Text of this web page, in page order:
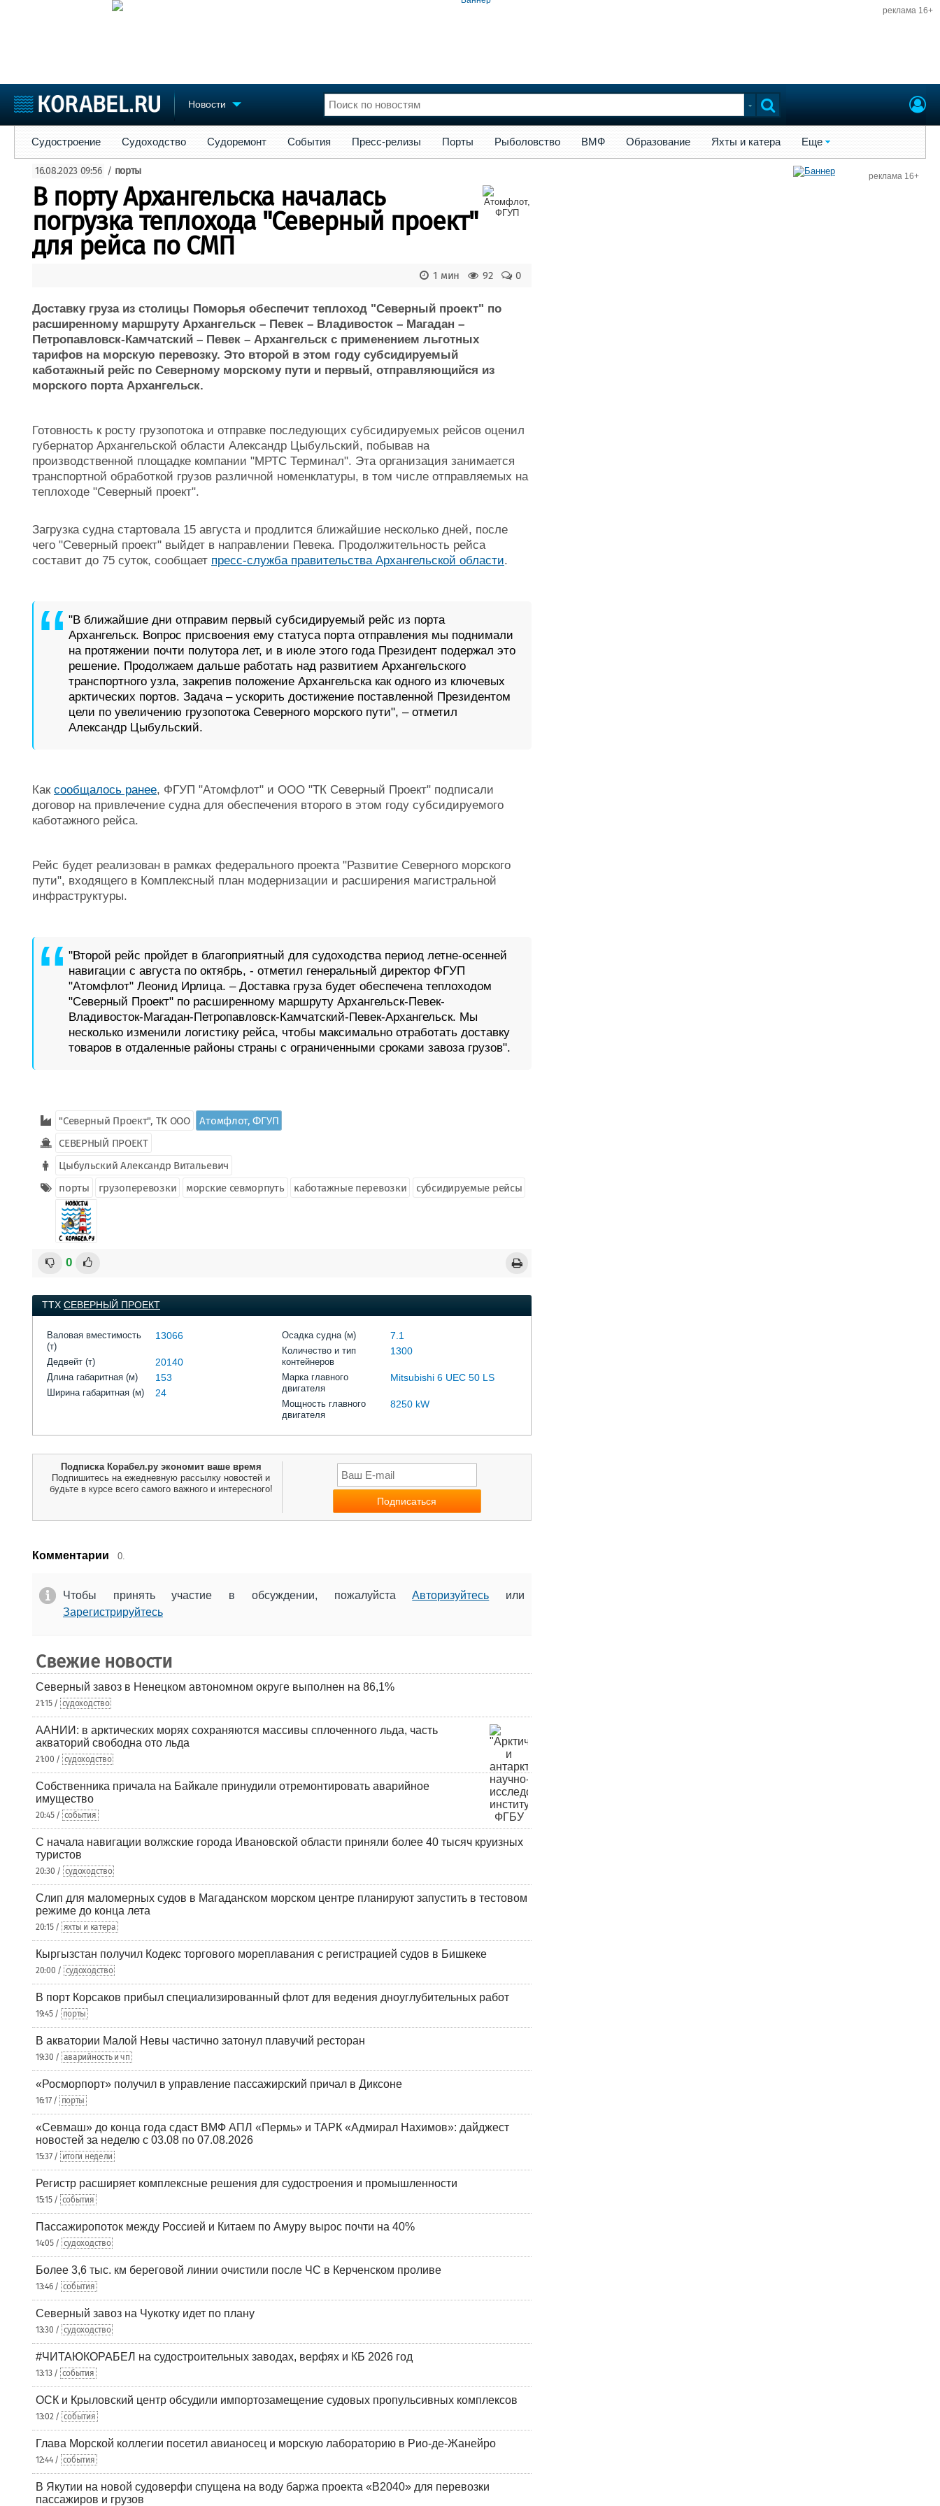
реклама 16+
Новости
Судостроение
Пульс
Новости
Репутация
Работа
Крюинг
Торговая площадка
Доска объявлений
Продажа флота
Оборудование
Изделия
Материалы
Конференции
Личности
Словарь
Флот
Все службы
Судостроение Судоходство Судоремонт События Пресс-релизы Порты Рыболовство ВМФ Образование Яхты и катера Еще
16.08.2023 09:56 / порты
В порту Архангельска началась
погрузка теплохода "Северный проект"
для рейса по СМП
0
92
1 мин
Доставку груза из столицы Поморья обеспечит теплоход "Северный проект" по
расширенному маршруту Архангельск – Певек – Владивосток – Магадан –
Петропавловск-Камчатский – Певек – Архангельск с применением льготных
тарифов на морскую перевозку. Это второй в этом году субсидируемый
каботажный рейс по Северному морскому пути и первый, отправляющийся из
морского порта Архангельск.
Готовность к росту грузопотока и отправке последующих субсидируемых рейсов оценил
губернатор Архангельской области Александр Цыбульский, побывав на
производственной площадке компании "МРТС Терминал". Эта организация занимается
транспортной обработкой грузов различной номенклатуры, в том числе отправляемых на
теплоходе "Северный проект".
Загрузка судна стартовала 15 августа и продлится ближайшие несколько дней, после
чего "Северный проект" выйдет в направлении Певека. Продолжительность рейса
составит до 75 суток, сообщает пресс-служба правительства Архангельской области.
"В ближайшие дни отправим первый субсидируемый рейс из порта
Архангельск. Вопрос присвоения ему статуса порта отправления мы поднимали
на протяжении почти полутора лет, и в июле этого года Президент подержал это
решение. Продолжаем дальше работать над развитием Архангельского
транспортного узла, закрепив положение Архангельска как одного из ключевых
арктических портов. Задача – ускорить достижение поставленной Президентом
цели по увеличению грузопотока Северного морского пути", – отметил
Александр Цыбульский.
Как сообщалось ранее, ФГУП "Атомфлот" и ООО "ТК Северный Проект" подписали
договор на привлечение судна для обеспечения второго в этом году субсидируемого
каботажного рейса.
Рейс будет реализован в рамках федерального проекта "Развитие Северного морского
пути", входящего в Комплексный план модернизации и расширения магистральной
инфраструктуры.
"Второй рейс пройдет в благоприятный для судоходства период летне-осенней
навигации с августа по октябрь, - отметил генеральный директор ФГУП
"Атомфлот" Леонид Ирлица. – Доставка груза будет обеспечена теплоходом
"Северный Проект" по расширенному маршруту Архангельск-Певек-
Владивосток-Магадан-Петропавловск-Камчатский-Певек-Архангельск. Мы
несколько изменили логистику рейса, чтобы максимально отработать доставку
товаров в отдаленные районы страны с ограниченными сроками завоза грузов".
"Северный Проект", ТК ООО
Атомфлот, ФГУП
СЕВЕРНЫЙ ПРОЕКТ
Цыбульский Александр Витальевич
порты
грузоперевозки морские севморпуть каботажные перевозки субсидируемые рейсы
0
ТТХ СЕВЕРНЫЙ ПРОЕКТ
Валовая вместимость
(т)
13066
Дедвейт (т) 20140
Длина габаритная (м) 153
Ширина габаритная (м) 24
Осадка судна (м) 7.1
Количество и тип
контейнеров
1300
Марка главного
двигателя
Mitsubishi 6 UEC 50 LS
Мощность главного
двигателя
8250 kW
Подписка Корабел.ру экономит ваше время
Подпишитесь на ежедневную рассылку новостей и
будьте в курсе всего самого важного и интересного!
Комментарии 0.
Чтобы принять участие в обсуждении, пожалуйстаАвторизуйтесь или
Зарегистрируйтесь
Свежие новости
Северный завоз в Ненецком автономном округе выполнен на 86,1%
21:15 / судоходство
ААНИИ: в арктических морях сохраняются массивы сплоченного льда, часть
акваторий свободна ото льда
21:00 / судоходство
Собственника причала на Байкале принудили отремонтировать аварийное
имущество
20:45 / события
С начала навигации волжские города Ивановской области приняли более 40 тысяч круизных
туристов
20:30 / судоходство
Слип для маломерных судов в Магаданском морском центре планируют запустить в тестовом
режиме до конца лета
20:15 / яхты и катера
Кыргызстан получил Кодекс торгового мореплавания с регистрацией судов в Бишкеке
20:00 / судоходство
В порт Корсаков прибыл специализированный флот для ведения дноуглубительных работ
19:45 / порты
В акватории Малой Невы частично затонул плавучий ресторан
19:30 / аварийность и чп
«Росморпорт» получил в управление пассажирский причал в Диксоне
16:17 / порты
«Севмаш» до конца года сдаст ВМФ АПЛ «Пермь» и ТАРК «Адмирал Нахимов»: дайджест
новостей за неделю с 03.08 по 07.08.2026
15:37 / итоги недели
Регистр расширяет комплексные решения для судостроения и промышленности
15:15 / события
Пассажиропоток между Россией и Китаем по Амуру вырос почти на 40%
14:05 / судоходство
Более 3,6 тыс. км береговой линии очистили после ЧС в Керченском проливе
13:46 / события
Северный завоз на Чукотку идет по плану
13:30 / судоходство
#ЧИТАЮКОРАБЕЛ на судостроительных заводах, верфях и КБ 2026 год
13:13 / события
ОСК и Крыловский центр обсудили импортозамещение судовых пропульсивных комплексов
13:02 / события
Глава Морской коллегии посетил авианосец и морскую лабораторию в Рио-де-Жанейро
12:44 / события
В Якутии на новой судоверфи спущена на воду баржа проекта «В2040» для перевозки
пассажиров и грузов
реклама 16+